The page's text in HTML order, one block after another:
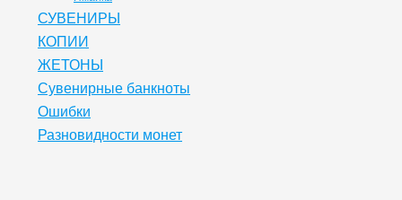
СУВЕНИРЫ
КОПИИ
ЖЕТОНЫ
Сувенирные банкноты
Ошибки
Разновидности монет